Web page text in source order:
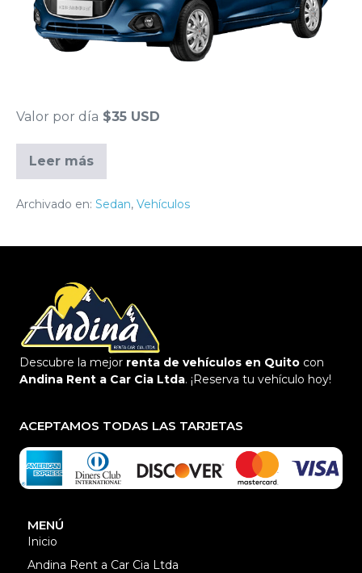
Valor por día $35 USD
Leer más
Archivado en: Sedan, Vehículos
Descubre la mejor renta de vehículos en Quito con
Andina Rent a Car Cia Ltda. ¡Reserva tu vehículo hoy!
ACEPTAMOS TODAS LAS TARJETAS
MENÚ
Inicio
Andina Rent a Car Cia Ltda